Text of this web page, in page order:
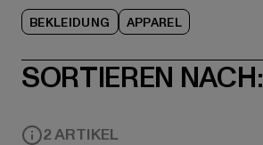
BEKLEIDUNG APPAREL
SORTIEREN NACH:
2 ARTIKEL